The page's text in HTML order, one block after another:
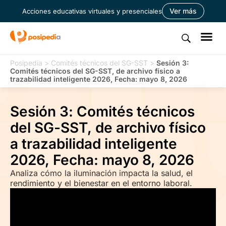
Acciones educativas virtuales y presenciales Ver más
Posipedia > Comités técnicos del SG-SST > Sesión 3:
Comités técnicos del SG-SST, de archivo físico a
trazabilidad inteligente 2026, Fecha: mayo 8, 2026
Sesión 3: Comités técnicos
del SG-SST, de archivo físico
a trazabilidad inteligente
2026, Fecha: mayo 8, 2026
Analiza cómo la iluminación impacta la salud, el
rendimiento y el bienestar en el entorno laboral.